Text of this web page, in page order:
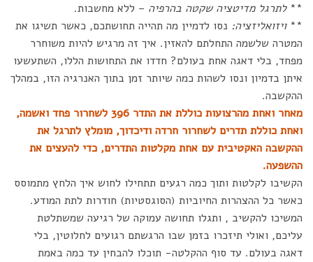
**לתרגל מדיטציה שקטה בהרפיה – ללא מחשבות.
**ויזואליזציה: נסו לדמיין מה תהייה תחושתכם, כאשר תשיגו את
המטרה שלשמה התחלתם להאזין. איך זה מרגיש להיות משוחרר
מפחד, בלי דאגה אחת בעולם? חדדו את התחושות הללו, השתעשעו
איתן בדמיון ונסו לשהות כמה שיותר זמן בתוך האנרגיה הזו, במהלך
ההקשבה.
מאחר ואחת מהרצועות כוללת את התדר 396 לשחרור פחד ואשמה,
ואחת כוללת תדרים לשחרור חרדה ודיכדוך, מומלץ לתרגל את
ההקשבה האקטיבית עם אחת מקלטות התדרים, כדי להעצים את
ההשפעה.
הקשיבו לקלטות ותוך כמה רגעים תתחילו לחוש איך הלחץ מתמוסס
כאשר כל ההצהרות החיוביות (הסוגסטיות) חודרות לתת המודע.
המשיכו להקשיב , ותגלו תחושה עמוקה של רגיעה שמשתלטת
עליכם, ואולי תיזכרו בזמן שבו הרגשתם רגועים לחלוטין, בלי
דאגה בעולם. עד סוף ההקלטה- תוכלו להבחין עד כמה באמת